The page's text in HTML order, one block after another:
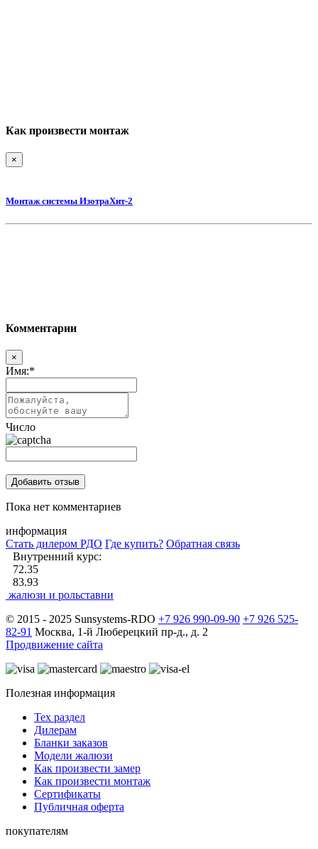
Как произвести монтаж
×
Монтаж системы ИзотраХит-2
Комментарии
×
Имя:*
Число
Пока нет комментариев
информация
Стать дилером РДО Где купить? Обратная связь
Внутренний курс:
72.35
83.93
жалюзи и рольставни
© 2015 - 2025 Sunsystems-RDO +7 926 990-09-90 +7 926 525-
82-91 Москва, 1-й Люберецкий пр-д., д. 2
Продвижение сайта
Полезная информация
Тех раздел
Дилерам
Бланки заказов
Модели жалюзи
Как произвести замер
Как произвести монтаж
Сертификаты
Публичная оферта
покупателям